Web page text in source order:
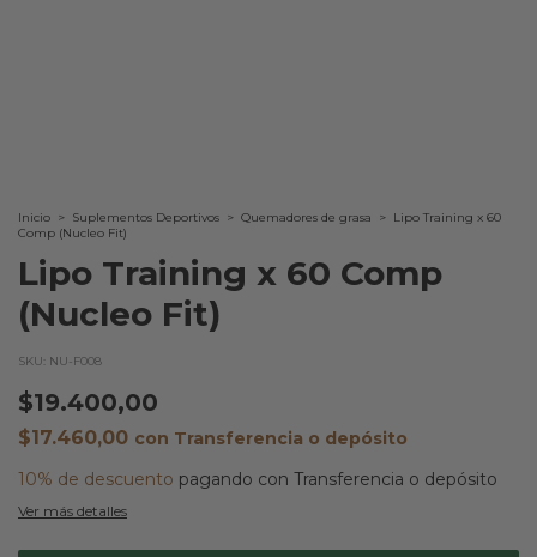
Inicio > Suplementos Deportivos > Quemadores de grasa > Lipo Training x 60
Comp (Nucleo Fit)
Lipo Training x 60 Comp
(Nucleo Fit)
SKU: NU-F008
$19.400,00
$17.460,00 con Transferencia o depósito
10% de descuento pagando con Transferencia o depósito
Ver más detalles